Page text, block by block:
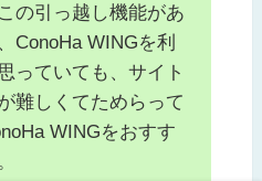
の引っ越し機能があ
ConoHa WINGを利
っていても、サイト
難しくてためらって
WINGをおすす